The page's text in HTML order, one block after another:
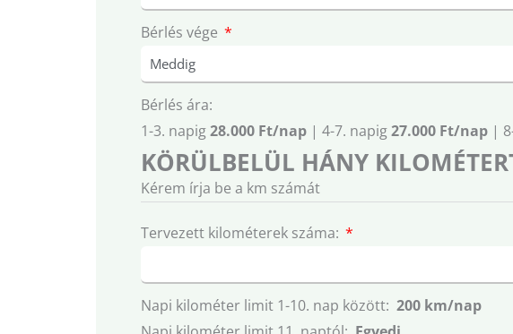
Bérlés vége
Bérlés ára:
1-3. napig28.000 Ft/nap | 4-7. napig27.000 Ft/nap |
KÖRÜLBELÜL HÁNY
Kérem írja be a km számát
Tervezett kilométerek száma:
Napi kilométer limit 1-10. nap között: 200 km/nap